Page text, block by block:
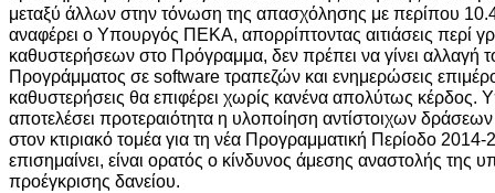
μεταξύ άλλων στην τόνωση της απασχόλησης με περίπου
αναφέρει ο Υπουργός ΠΕΚΑ, απορρίπτοντας αιτιάσεις περί
καθυστερήσεων στο Πρόγραμμα, δεν πρέπει να γίνει αλλαγή
Προγράμματος σε software τραπεζών και ενημερώσεις
καθυστερήσεις θα επιφέρει χωρίς κανένα απολύτως κέρδος.
αποτελέσει προτεραιότητα η υλοποίηση αντίστοιχων
στον κτιριακό τομέα για τη νέα Προγραμματική Περίοδο
επισημαίνει, είναι ορατός ο κίνδυνος άμεσης αναστολής της
προέγκρισης δανείου.